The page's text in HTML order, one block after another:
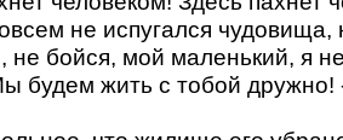
не испугался чудовища,
не бойся, мой маленький, я
будем жить с тобой дружно!